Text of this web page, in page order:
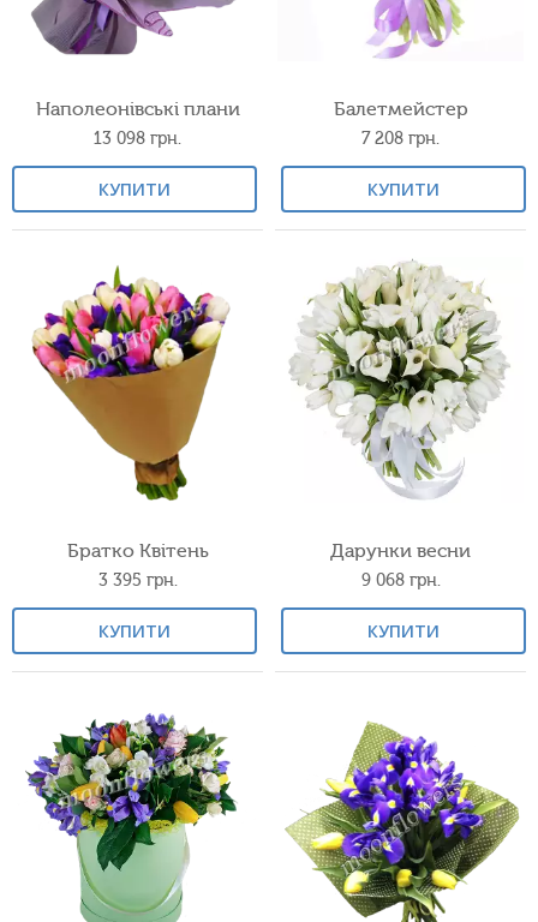
Наполеонівські плани
13 098 грн.
КУПИТИ
Балетмейстер
7 208 грн.
КУПИТИ
Братко Квітень
3 395 грн.
КУПИТИ
Дарунки весни
9 068 грн.
КУПИТИ